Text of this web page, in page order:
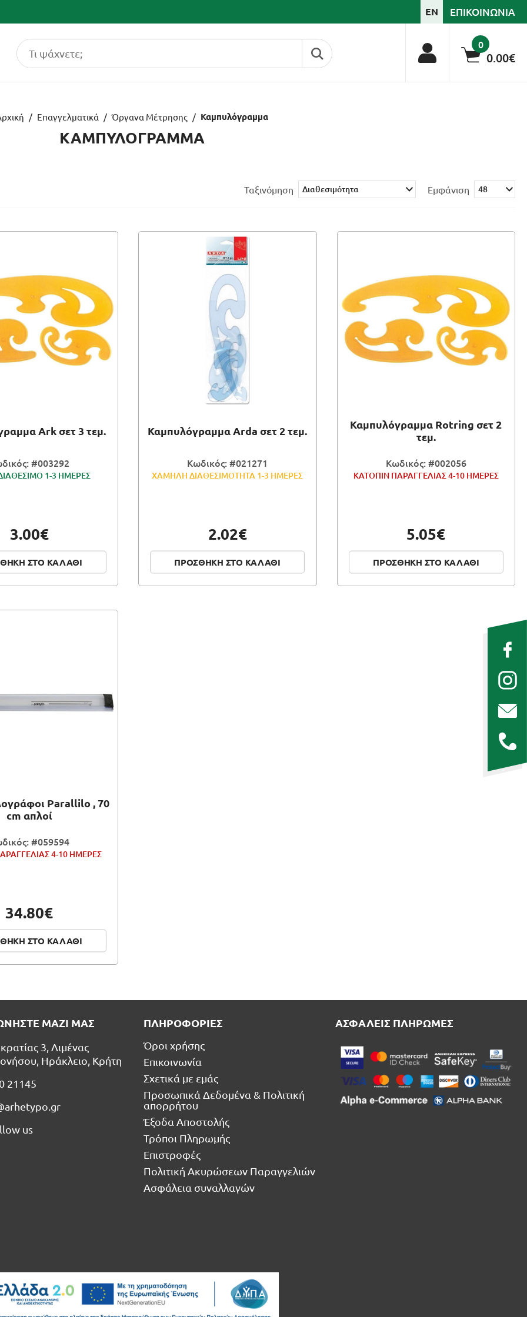
EN ΕΠΙΚΟΙΝΩΝΙΑ
0
0.00€
/ Επαγγελματικά / Όργανα Μέτρησης / Καμπυλόγραμμα
ΚΑΜΠΥΛΟΓΡΑΜΜΑ
Ταξινόμηση Εμφάνιση
Ark σετ 3 τεμ.
#003292
1-3 ΗΜΕΡΕΣ
3.00€
ΣΤΟ ΚΑΛΑΘΙ
Καμπυλόγραμμα Arda σετ 2 τεμ.
Κωδικός: #021271
ΧΑΜΗΛΗ ΔΙΑΘΕΣΙΜΟΤΗΤΑ 1-3 ΗΜΕΡΕΣ
2.02€
ΠΡΟΣΘΗΚΗ ΣΤΟ ΚΑΛΑΘΙ
Καμπυλόγραμμα Rotring σετ 2
τεμ.
Κωδικός: #002056
ΚΑΤΟΠΙΝ ΠΑΡΑΓΓΕΛΙΑΣ 4-10 ΗΜΕΡΕΣ
5.05€
ΠΡΟΣΘΗΚΗ ΣΤΟ ΚΑΛΑΘΙ
Parallilo , 70
cm απλοί
#059594
4-10 ΗΜΕΡΕΣ
34.80€
ΣΤΟ ΚΑΛΑΘΙ
ΜΑΖΙ ΜΑΣ
3, Λιμένας
Ηράκλειο, Κρήτη
21145
us
ΠΛΗΡΟΦΟΡΙΕΣ
Όροι χρήσης
Επικοινωνία
Σχετικά με εμάς
Προσωπικά Δεδομένα & Πολιτική
απορρήτου
Έξοδα Αποστολής
Τρόποι Πληρωμής
Επιστροφές
Πολιτική Ακυρώσεων Παραγγελιών
Ασφάλεια συναλλαγών
ΑΣΦΑΛΕΙΣ ΠΛΗΡΩΜΕΣ